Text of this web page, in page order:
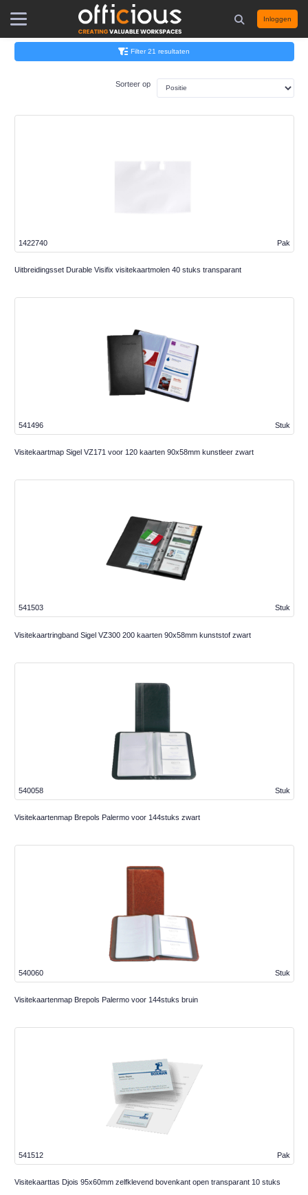
Inloggen
Filter 21 resultaten
Sorteer op
Pak
1422740
Uitbreidingsset Durable Visifix visitekaartmolen 40 stuks transparant
Stuk
541496
Visitekaartmap Sigel VZ171 voor 120 kaarten 90x58mm kunstleer zwart
Stuk
541503
Visitekaartringband Sigel VZ300 200 kaarten 90x58mm kunststof zwart
Stuk
540058
Visitekaartenmap Brepols Palermo voor 144stuks zwart
Stuk
540060
Visitekaartenmap Brepols Palermo voor 144stuks bruin
Pak
541512
Visitekaarttas Djois 95x60mm zelfklevend bovenkant open transparant 10 stuks